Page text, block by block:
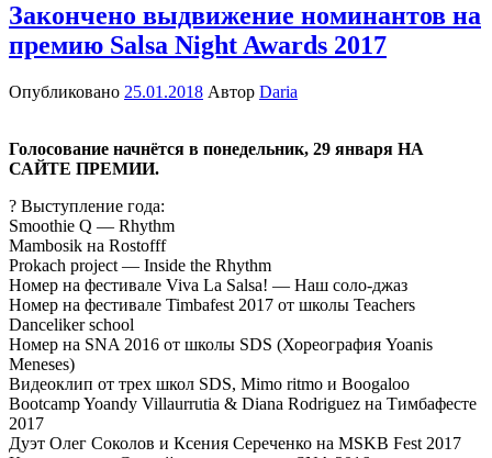
Закончено выдвижение номинантов на
премию Salsa Night Awards 2017
Опубликовано 25.01.2018 Автор Daria
Голосование начнётся в понедельник, 29 января НА
САЙТЕ ПРЕМИИ.
? Выступление года:
Smoothie Q — Rhythm
Mambosik на Rostofff
Prokach project — Inside the Rhythm
Номер на фестивале Viva La Salsa! — Наш соло-джаз
Номер на фестивале Timbafest 2017 от школы Teachers
Danceliker school
Номер на SNA 2016 от школы SDS (Хореография Yoanis
Meneses)
Видеоклип от трех школ SDS, Mimo ritmo и Boogaloo
Bootcamp Yoandy Villaurrutia & Diana Rodriguez на Тимбафесте
2017
Дуэт Олег Соколов и Ксения Сереченко на MSKB Fest 2017